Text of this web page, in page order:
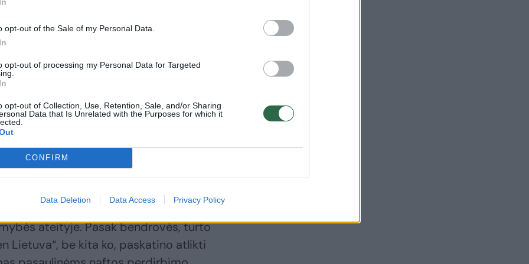
opt-out of the Sale of my Personal Data.
opt-out of processing my Personal Data for Targeted
opt-out of Collection, Use, Retention, Sale, and/or Sharing
Data that Is Unrelated with the Purposes for which it
CONFIRM
Data Deletion Data Access Privacy Policy
kuris padėjo pagerinti bendrovės
perdirbimo maržų padidėjimas 2014
tiek sumažino neigiamus bendrovės
stabiliai Mažeikių naftos
ir toliau išlieka visų sąnaudų,
– sakė „Orlen Lietuva“ generalinis
sektoriuje atspindi ilgalaikio
Taikoma apskaitos sistema ir
standartai reikalauja, kad kas
patikrinimas, kurio metu nustatomos
ateityje. Pasak bendrovės, turto
Lietuva“, be kita ko, paskatino atlikti